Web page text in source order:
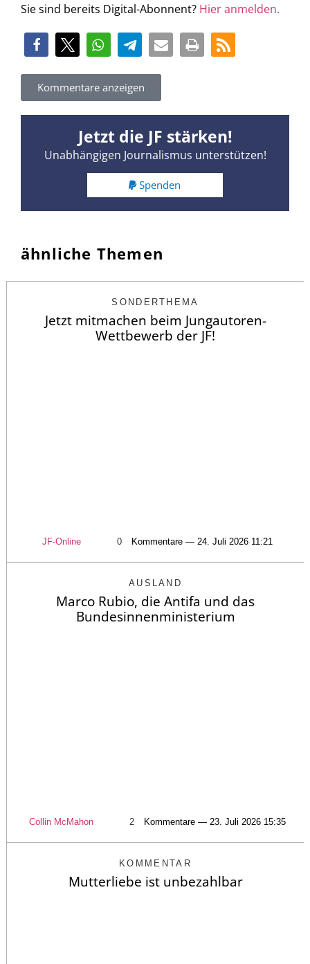
Sie sind bereits Digital-Abonnent? Hier anmelden.
Kommentare anzeigen
Jetzt die JF stärken!
Unabhängigen Journalismus unterstützen!
Spenden
ähnliche Themen
SONDERTHEMA
Jetzt mitmachen beim Jungautoren-
Wettbewerb der JF!
JF-Online 0 Kommentare — 24. Juli 2026 11:21
AUSLAND
Marco Rubio, die Antifa und das
Bundesinnenministerium
Collin McMahon 2 Kommentare — 23. Juli 2026 15:35
KOMMENTAR
Mutterliebe ist unbezahlbar